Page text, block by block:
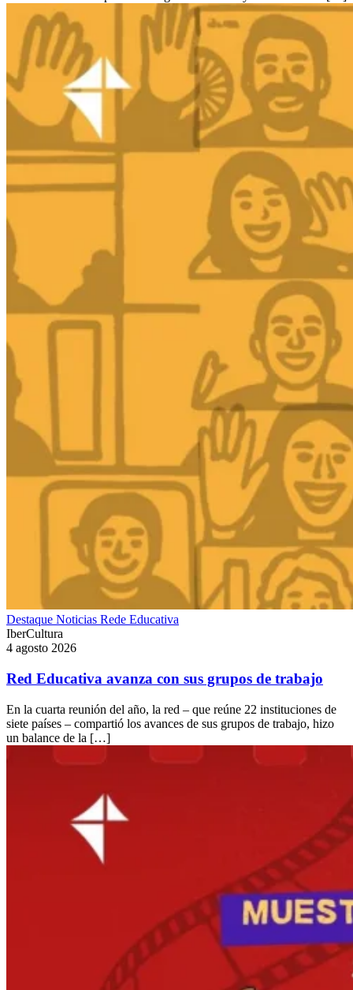
Destaque Noticias Rede Educativa
IberCultura
4 agosto 2026
Red Educativa avanza con sus grupos de trabajo
En la cuarta reunión del año, la red – que reúne 22 instituciones de
siete países – compartió los avances de sus grupos de trabajo, hizo
un balance de la […]